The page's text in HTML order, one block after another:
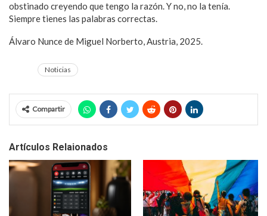
obstinado creyendo que tengo la razón. Y no, no la tenía.
Siempre tienes las palabras correctas.
Álvaro Nunce de Miguel Norberto, Austria, 2025.
Noticias
Compartir
Artículos Relaionados